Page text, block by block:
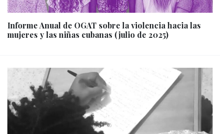
Informe Anual de OGAT sobre la violencia hacia las
mujeres y las niñas cubanas (julio de 2025)